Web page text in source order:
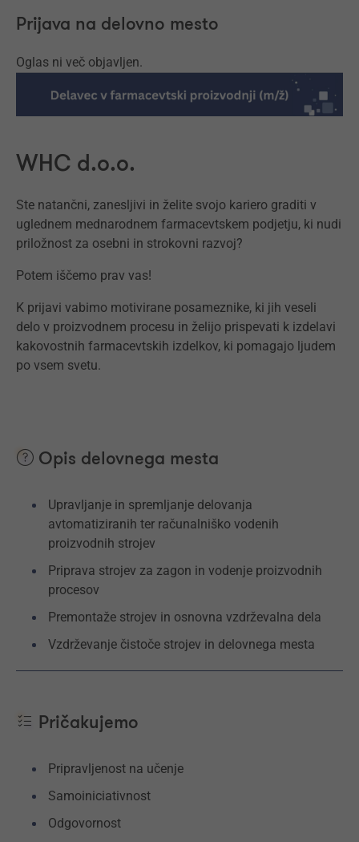
Prijava na delovno mesto
Oglas ni več objavljen.
WHC d.o.o.
Ste natančni, zanesljivi in želite svojo kariero graditi v
uglednem mednarodnem farmacevtskem podjetju, ki nudi
priložnost za osebni in strokovni razvoj?
Potem iščemo prav vas!
K prijavi vabimo motivirane posameznike, ki jih veseli
delo v proizvodnem procesu in želijo prispevati k izdelavi
kakovostnih farmacevtskih izdelkov, ki pomagajo ljudem
po vsem svetu.
Opis delovnega mesta
Upravljanje in spremljanje delovanja
avtomatiziranih ter računalniško vodenih
proizvodnih strojev
Priprava strojev za zagon in vodenje proizvodnih
procesov
Premontaže strojev in osnovna vzdrževalna dela
Vzdrževanje čistoče strojev in delovnega mesta
Pričakujemo
Pripravljenost na učenje
Samoiniciativnost
Odgovornost